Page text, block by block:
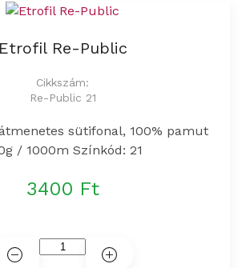
Etrofil Re-Public
Cikkszám:
Re-Public 21
sütifonal, 100% pamut
/ 1000m Színkód: 21
3400 Ft